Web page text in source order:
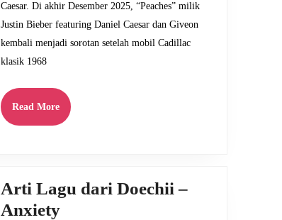
Caesar. Di akhir Desember 2025, “Peaches” milik
Justin Bieber featuring Daniel Caesar dan Giveon
kembali menjadi sorotan setelah mobil Cadillac
klasik 1968
Read MoreRead
More
Arti Lagu dari Doechii –
AnxietyArti